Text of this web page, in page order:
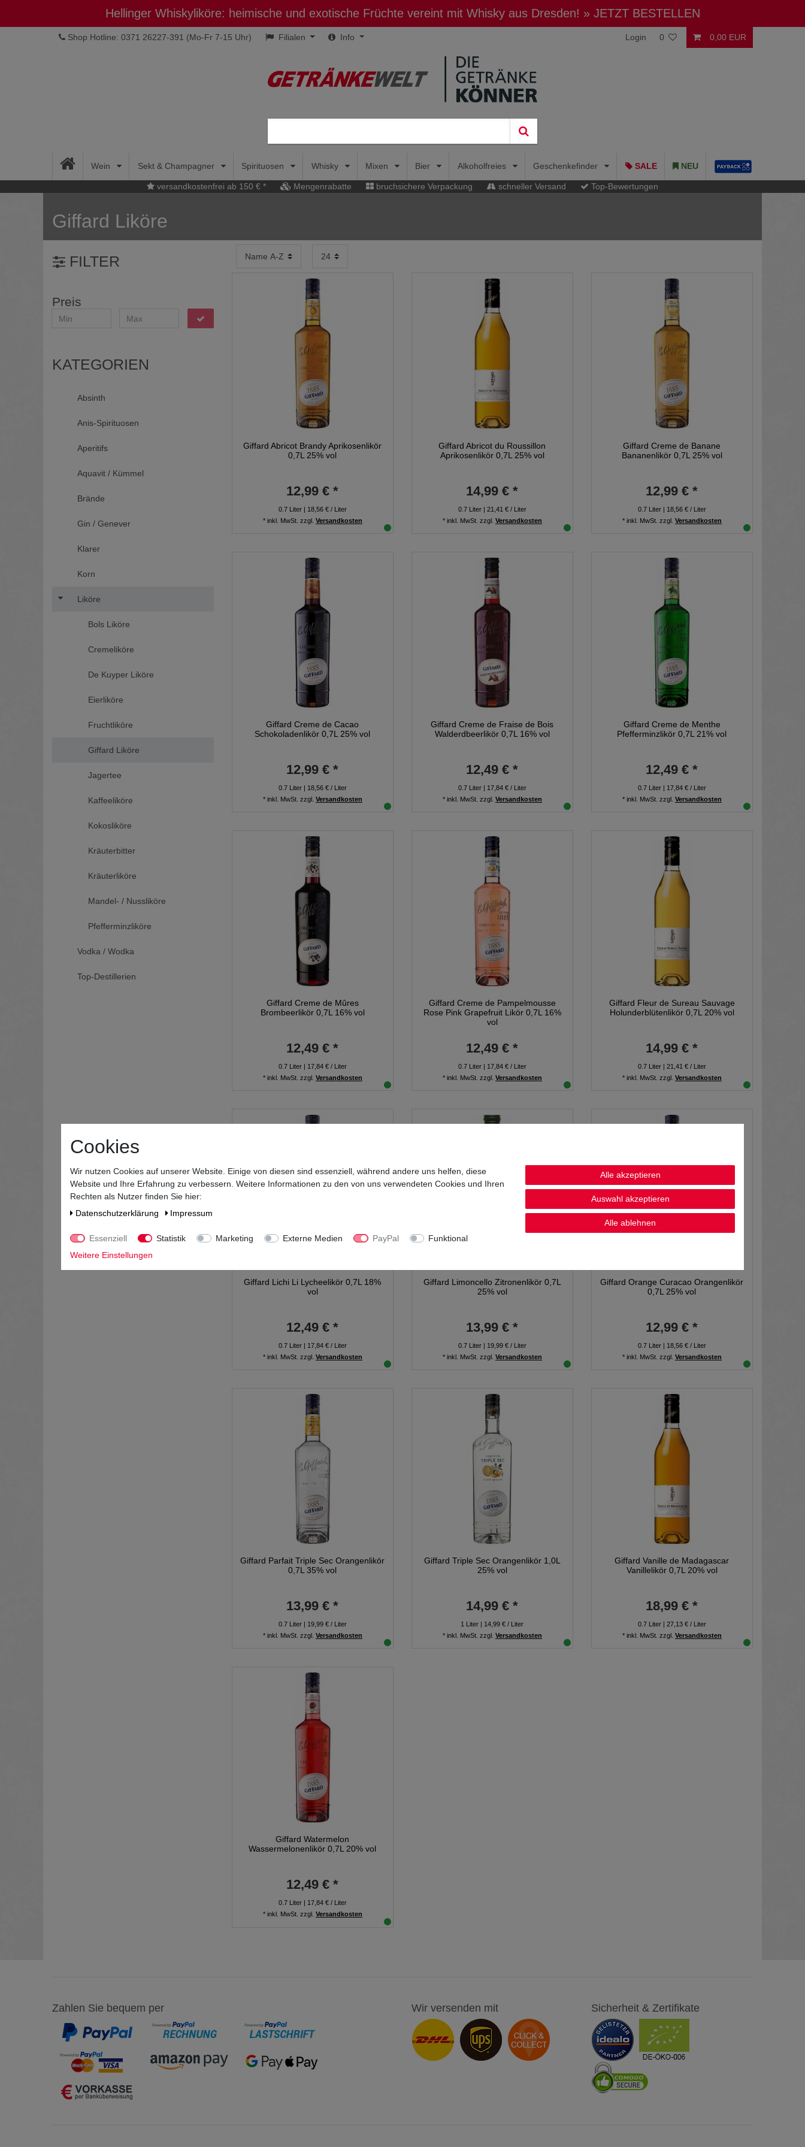
Hellinger Whiskyliköre: heimische und exotische Früchte vereint mit Whisky aus Dresden! » JETZT BESTELLEN
Shop Hotline: 0371 26227-391 (Mo-Fr 7-15 Uhr) Filialen Info Login 0 0,00 EUR
Wein Sekt & Champagner Spirituosen Whisky Mixen Bier Alkoholfreies Geschenkefinder SALE NEU
versandkostenfrei ab 150 € * Mengenrabatte bruchsichere Verpackung schneller Versand Top-Bewertungen
Giffard Liköre
FILTER
Preis
KATEGORIEN
Absinth
Anis-Spirituosen
Aperitifs
Aquavit / Kümmel
Brände
Gin / Genever
Klarer
Korn
Liköre
Bols Liköre
Cremeliköre
De Kuyper Liköre
Eierliköre
Fruchtliköre
Giffard Liköre
Jagertee
Kaffeeliköre
Kokosliköre
Kräuterbitter
Kräuterliköre
Mandel- / Nussliköre
Pfefferminzliköre
Vodka / Wodka
Top-Destillerien
Giffard Abricot Brandy Aprikosenlikör
0,7L 25% vol
12,99 € *
0.7Liter| 18,56 € / Liter
* inkl. MwSt. zzgl. Versandkosten
Giffard Abricot du Roussillon
Aprikosenlikör 0,7L 25% vol
14,99 € *
0.7Liter| 21,41 € / Liter
* inkl. MwSt. zzgl. Versandkosten
Giffard Creme de Banane
Bananenlikör 0,7L 25% vol
12,99 € *
0.7Liter| 18,56 € / Liter
* inkl. MwSt. zzgl. Versandkosten
Giffard Creme de Cacao
Schokoladenlikör 0,7L 25% vol
12,99 € *
0.7Liter| 18,56 € / Liter
* inkl. MwSt. zzgl. Versandkosten
Giffard Creme de Fraise de Bois
Walderdbeerlikör 0,7L 16% vol
12,49 € *
0.7Liter| 17,84 € / Liter
* inkl. MwSt. zzgl. Versandkosten
Giffard Creme de Menthe
Pfefferminzlikör 0,7L 21% vol
12,49 € *
0.7Liter| 17,84 € / Liter
* inkl. MwSt. zzgl. Versandkosten
Giffard Creme de Mûres
Brombeerlikör 0,7L 16% vol
12,49 € *
0.7Liter| 17,84 € / Liter
* inkl. MwSt. zzgl. Versandkosten
Giffard Creme de Pampelmousse
Rose Pink Grapefruit Likör 0,7L 16%
vol
12,49 € *
0.7Liter| 17,84 € / Liter
* inkl. MwSt. zzgl. Versandkosten
Giffard Fleur de Sureau Sauvage
Holunderblütenlikör 0,7L 20% vol
14,99 € *
0.7Liter| 21,41 € / Liter
* inkl. MwSt. zzgl. Versandkosten
Giffard Lichi Li Lycheelikör 0,7L 18%
vol
12,49 € *
0.7Liter| 17,84 € / Liter
* inkl. MwSt. zzgl. Versandkosten
Giffard Limoncello Zitronenlikör 0,7L
25% vol
13,99 € *
0.7Liter| 19,99 € / Liter
* inkl. MwSt. zzgl. Versandkosten
Giffard Orange Curacao Orangenlikör
0,7L 25% vol
12,99 € *
0.7Liter| 18,56 € / Liter
* inkl. MwSt. zzgl. Versandkosten
Giffard Parfait Triple Sec Orangenlikör
0,7L 35% vol
13,99 € *
0.7Liter| 19,99 € / Liter
* inkl. MwSt. zzgl. Versandkosten
Giffard Triple Sec Orangenlikör 1,0L
25% vol
14,99 € *
1 Liter | 14,99 € / Liter
* inkl. MwSt. zzgl. Versandkosten
Giffard Vanille de Madagascar
Vanillelikör 0,7L 20% vol
18,99 € *
0.7Liter| 27,13 € / Liter
* inkl. MwSt. zzgl. Versandkosten
Giffard Watermelon
Wassermelonenlikör 0,7L 20% vol
12,49 € *
0.7Liter| 17,84 € / Liter
* inkl. MwSt. zzgl. Versandkosten
Zahlen Sie bequem per Wir versenden mit Sicherheit & Zertifikate
Cookies
Wir nutzen Cookies auf unserer Website. Einige von diesen sind essenziell, während andere uns helfen, diese
Website und Ihre Erfahrung zu verbessern. Weitere Informationen zu den von uns verwendeten Cookies und Ihren
Rechten als Nutzer finden Sie hier:
Daten­schutz­erklärung
Impressum
Essenziell Statistik Marketing Externe Medien PayPal
Funktional
Weitere Einstellungen
Alle akzeptieren
Auswahl akzeptieren
Alle ablehnen